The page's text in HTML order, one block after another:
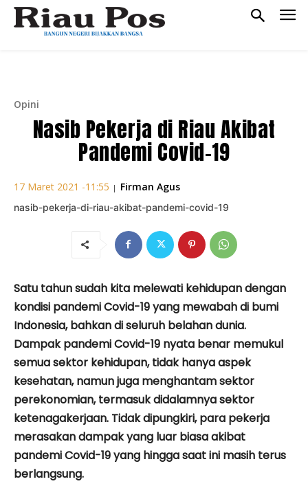
Opini
Nasib Pekerja di Riau Akibat
Pandemi Covid-19
17 Maret 2021 -11:55 | Firman Agus
nasib-pekerja-di-riau-akibat-pandemi-covid-19
Satu tahun sudah kita melewati kehidupan dengan
kondisi pandemi Covid-19 yang mewabah di bumi
Indonesia, bahkan di seluruh belahan dunia.
Dampak pandemi Covid-19 nyata benar memukul
semua sektor kehidupan, tidak hanya aspek
kesehatan, namun juga menghantam sektor
perekonomian, termasuk didalamnya sektor
ketenagakerjaan. Tidak dipungkiri, para pekerja
merasakan dampak yang luar biasa akibat
pandemi Covid-19 yang hingga saat ini masih terus
berlangsung.